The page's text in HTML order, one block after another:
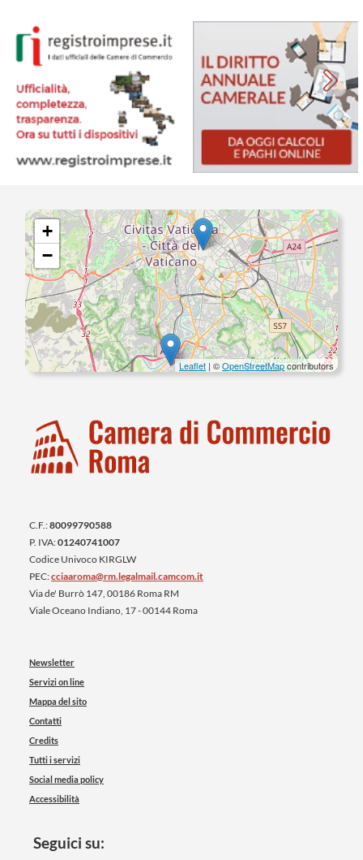
+
−
Leaflet | ©OpenStreetMapcontributors
C.F.:80099790588
P. IVA:01240741007
Codice Univoco KIRGLW
PEC:cciaaroma@rm.legalmail.camcom.it
Via de' Burrò 147, 00186 Roma RM
Viale Oceano Indiano, 17 - 00144 Roma
Newsletter
Servizi on line
Mappa del sito
Contatti
Credits
Tutti i servizi
Social media policy
Accessibilità
Seguici su: